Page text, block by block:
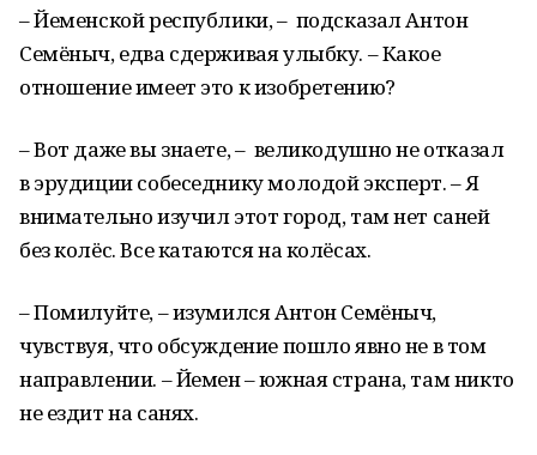
– Йеменской республики, – подсказал Антон
Семёныч, едва сдерживая улыбку. – Какое
отношение имеет это к изобретению?
– Вот даже вы знаете, – великодушно не отказал
в эрудиции собеседнику молодой эксперт. – Я
внимательно изучил этот город, там нет саней
без колёс. Все катаются на колёсах.
– Помилуйте, – изумился Антон Семёныч,
чувствуя, что обсуждение пошло явно не в том
направлении. – Йемен – южная страна, там никто
не ездит на санях.